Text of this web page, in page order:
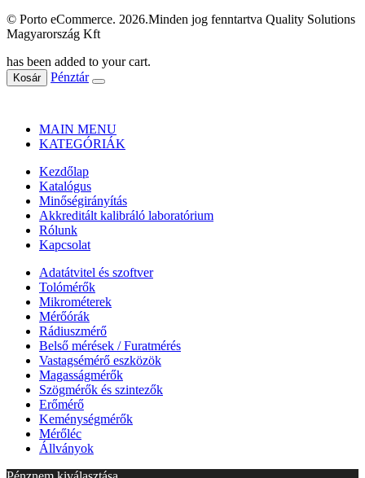
© Porto eCommerce. 2026.Minden jog fenntartva Quality Solutions
Magyarország Kft
has been added to your cart.
Kosár Pénztár
MAIN MENU
KATEGÓRIÁK
Kezdőlap
Katalógus
Minőségirányítás
Akkreditált kalibráló laboratórium
Rólunk
Kapcsolat
Adatátvitel és szoftver
Tolómérők
Mikrométerek
Mérőórák
Rádiuszmérő
Belső mérések / Furatmérés
Vastagsémérő eszközök
Magasságmérők
Szögmérők és szintezők
Erőmérő
Keménységmérők
Mérőléc
Állványok